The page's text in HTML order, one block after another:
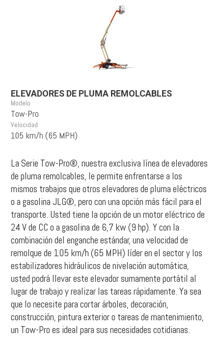
ELEVADORES DE PLUMA REMOLCABLES
Modelo
Tow-Pro
Velocidad
105 km/h (65 MPH)
La Serie Tow-Pro®, nuestra exclusiva línea de elevadores
de pluma remolcables, le permite enfrentarse a los
mismos trabajos que otros elevadores de pluma eléctricos
o a gasolina JLG®, pero con una opción más fácil para el
transporte. Usted tiene la opción de un motor eléctrico de
24 V de CC o a gasolina de 6,7 kw (9 hp). Y con la
combinación del enganche estándar, una velocidad de
remolque de 105 km/h (65 MPH) líder en el sector y los
estabilizadores hidráulicos de nivelación automática,
usted podrá llevar este elevador sumamente portátil al
lugar de trabajo y realizar las tareas rápidamente. Ya sea
que lo necesite para cortar árboles, decoración,
construcción, pintura exterior o tareas de mantenimiento,
un Tow-Pro es ideal para sus necesidades cotidianas.